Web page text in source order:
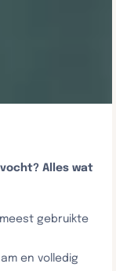
Alles wat
gebruikte
en volledig